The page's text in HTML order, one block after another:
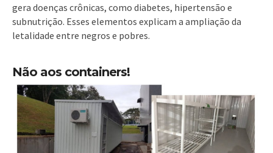
gera doenças crônicas, como diabetes, hipertensão e
subnutrição. Esses elementos explicam a ampliação da
letalidade entre negros e pobres.
Não aos containers!